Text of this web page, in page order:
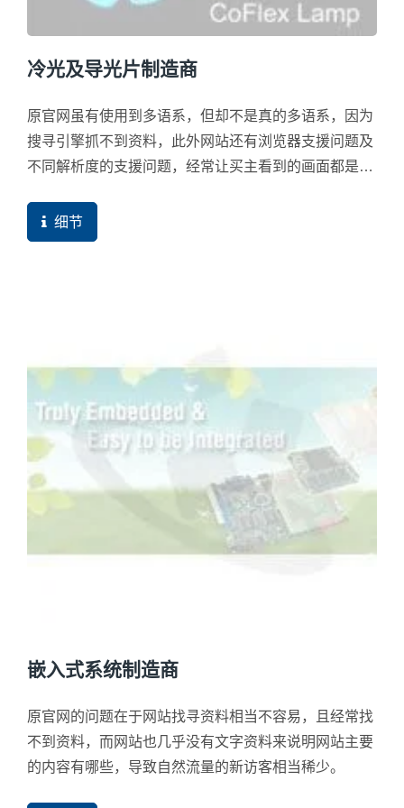
冷光及导光片制造商
原官网虽有使用到多语系，但却不是真的多语系，因为
搜寻引擎抓不到资料，此外网站还有浏览器支援问题及
不同解析度的支援问题，经常让买主看到的画面都是错
细节
嵌入式系统制造商
原官网的问题在于网站找寻资料相当不容易，且经常找
不到资料，而网站也几乎没有文字资料来说明网站主要
的内容有哪些，导致自然流量的新访客相当稀少。